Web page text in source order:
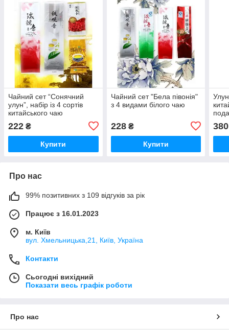
Чайний сет “Сонячний
улун”, набір із 4 сортів
китайського чаю
222 ₴
Купити
Чайний сет "Бела півонія"
з 4 видами білого чаю
228₴
Купити
380
Про нас
99% позитивних з 109 відгуків за рік
Працює з 16.01.2023
м. Київ
вул. Хмельницька,21, Київ, Україна
Контакти
Сьогодні вихідний
Показати весь графік роботи
Про нас